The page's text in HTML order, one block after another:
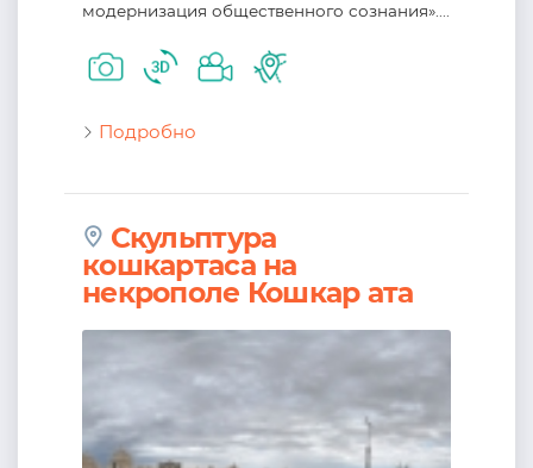
модернизация общественного сознания»....
Подробно
Скульптура
кошкартаса на
некрополе Кошкар ата